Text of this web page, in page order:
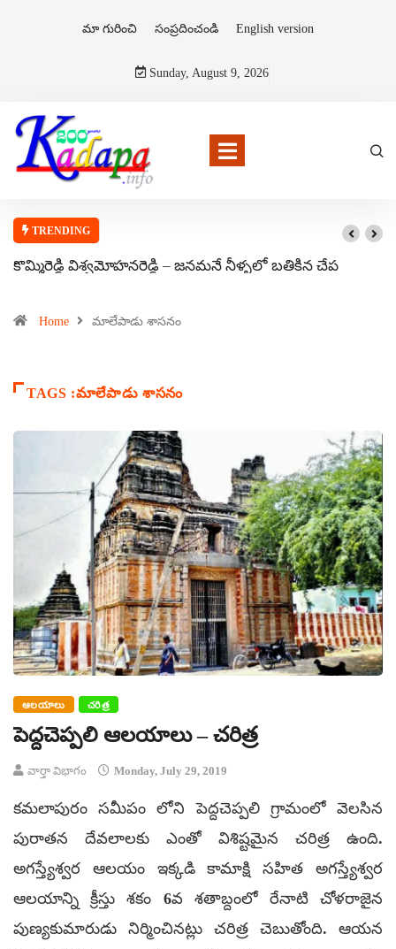
మా గురించి సంప్రదించండి English version
Sunday, August 9, 2026
TRENDING
కొమ్మిరెడ్డి విశ్వమోహనరెడ్డి – జనమనే నీళ్ళలో బతికిన చేప
Home మాలేపాడు శాసనం
TAGS :మాలేపాడు శాసనం
ఆలయాలు చరిత్ర
పెద్దచెప్పలి ఆలయాలు – చరిత్ర
వార్తా విభాగం Monday, July 29, 2019
కమలాపురం సమీపం లోని పెద్దచెప్పలి గ్రామంలో వెలసిన
పురాతన దేవలాలకు ఎంతో విశిష్టమైన చరిత్ర ఉంది.
అగస్త్యేశ్వర ఆలయం ఇక్కడి కామాక్షి సహిత అగస్త్యేశ్వర
ఆలయాన్ని క్రీస్తు శకం 6వ శతాబ్దంలో రేనాటి చోళరాజైన
పుణ్యకుమారుడు నిర్మించినట్లు చరిత్ర చెబుతోంది. ఆయన